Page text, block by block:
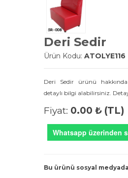
Deri Sedir
Ürün Kodu: ATOLYE116
Deri Sedir ürünü
detaylı bilgi alabilirsiniz.
Fiyat: 0.00 ₺ (TL)
Whatsapp üzerinden
Bu ürünü sosyal